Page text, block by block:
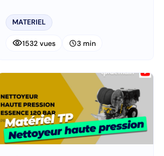
MATERIEL
visibility1532 vues schedule3 min